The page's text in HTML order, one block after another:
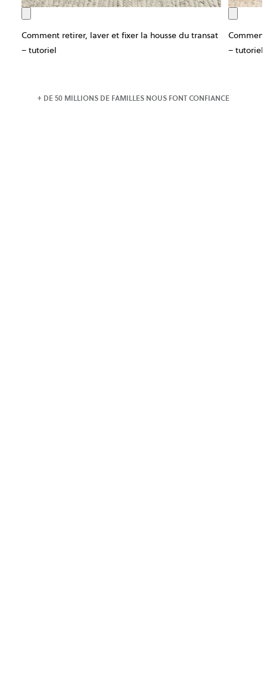
Comment retirer, laver et fixer la housse du transat
– tutoriel
– tutoriel
+ DE 50 MILLIONS DE FAMILLES NOUS FONT CONFIANCE